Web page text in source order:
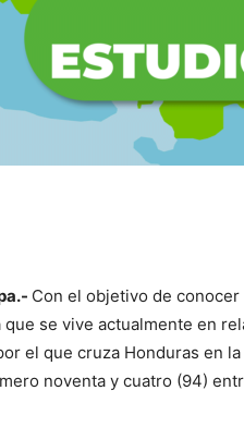
Con el objetivo de
que se vive actualmente en
el que cruza Honduras en
noventa y cuatro (94)